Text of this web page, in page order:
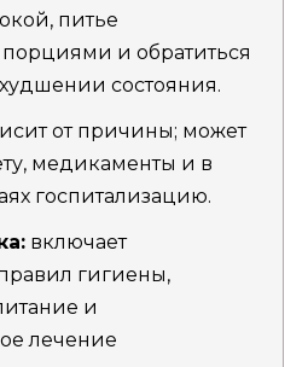
питье
и обратиться
состояния.
от причины; может
медикаменты и в
госпитализацию.
включает
гигиены,
и
лечение